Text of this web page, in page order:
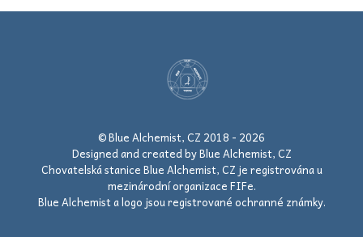
© Blue Alchemist, CZ 2018 - 2026
Designed and created by Blue Alchemist, CZ
Chovatelská stanice Blue Alchemist, CZ je registrována u
mezinárodní organizace FIFe.
Blue Alchemist a logo jsou registrované ochranné známky.